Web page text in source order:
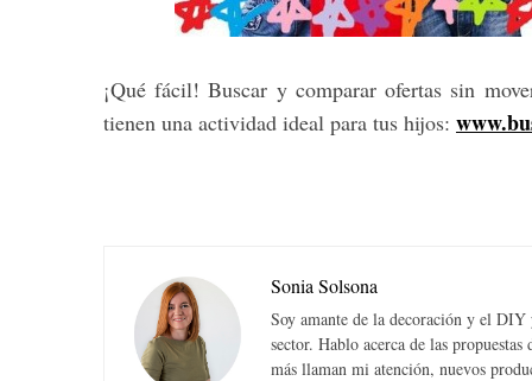
¡Qué fácil! Buscar y comparar ofertas sin
tienen una actividad ideal para tus hijos:
Sonia Solsona
Soy amante de la decoración y el DIY
sector. Hablo acerca de las
más llaman mi atención, nuevos